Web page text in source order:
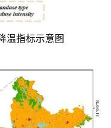
温指标示意图